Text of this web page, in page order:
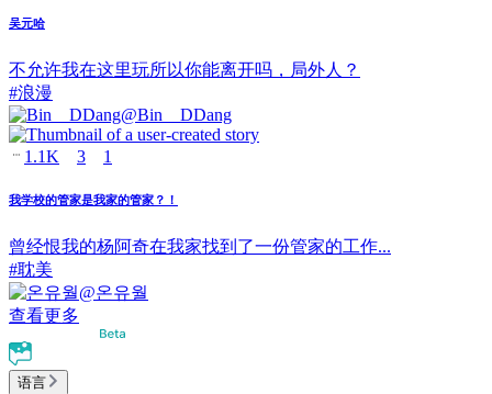
吴元哈
不允许我在这里玩所以你能离开吗，局外人？
#浪漫
@Bin__DDang
1.1K 3 1
我学校的管家是我家的管家？！
曾经恨我的杨阿奇在我家找到了一份管家的工作...
#耽美
@온유월
查看更多
语言